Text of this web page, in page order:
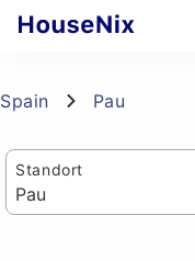
Spain Pau
Standort